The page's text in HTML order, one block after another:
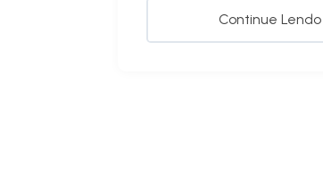
Continue Lendo